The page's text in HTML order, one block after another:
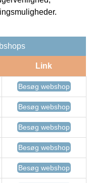
Link
Besøg webshop
Besøg webshop
Besøg webshop
Besøg webshop
Besøg webshop